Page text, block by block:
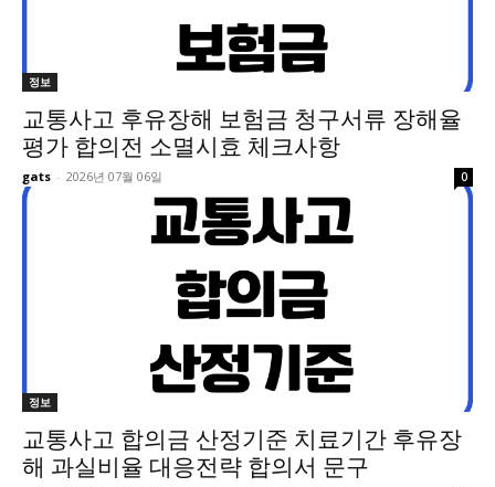
정보
교통사고 후유장해 보험금 청구서류 장해율
평가 합의전 소멸시효 체크사항
gats - 2026년 07월 06일 0
정보
교통사고 합의금 산정기준 치료기간 후유장
해 과실비율 대응전략 합의서 문구